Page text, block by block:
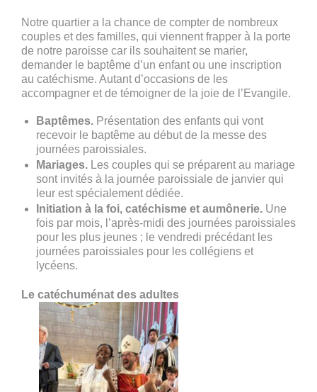
Notre quartier a la chance de compter de nombreux
couples et des familles, qui viennent frapper à la porte
de notre paroisse car ils souhaitent se marier,
demander le baptême d’un enfant ou une inscription
au catéchisme. Autant d’occasions de les
accompagner et de témoigner de la joie de l’Evangile.
Baptêmes.Présentation des enfants qui vont
recevoir le baptême au début de la messe des
journées paroissiales.
Mariages.Les couples qui se préparent au mariage
sont invités à la journée paroissiale de janvier qui
leur est spécialement dédiée.
Initiation à la foi, catéchisme et aumônerie.Une
fois par mois, l’après-midi des journées paroissiales
pour les plus jeunes ; le vendredi précédant les
journées paroissiales pour les collégiens et
lycéens.
Le catéchuménat des adultes